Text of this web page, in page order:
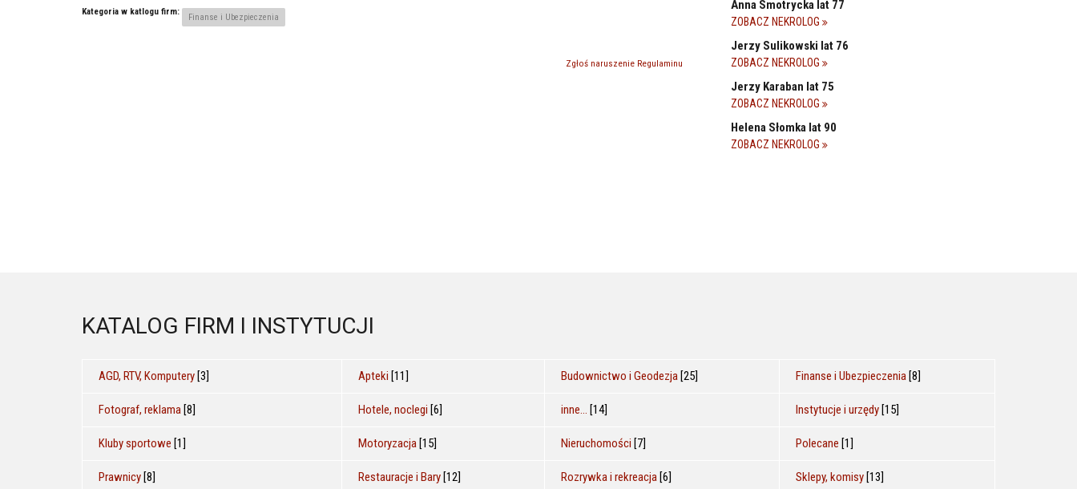
Kategoria w katlogu firm:
Finanse i Ubezpieczenia
Zgłoś naruszenie Regulaminu
Anna Smotrycka lat 77
ZOBACZ NEKROLOG
Jerzy Sulikowski lat 76
ZOBACZ NEKROLOG
Jerzy Karaban lat 75
ZOBACZ NEKROLOG
Helena Słomka lat 90
ZOBACZ NEKROLOG
KATALOG FIRM I INSTYTUCJI
AGD, RTV, Komputery [3] Apteki [11] Budownictwo i Geodezja [25] Finanse i Ubezpieczenia [8]
Fotograf, reklama [8] Hotele, noclegi [6] inne... [14] Instytucje i urzędy [15]
Kluby sportowe [1] Motoryzacja [15] Nieruchomości [7] Polecane [1]
Prawnicy [8] Restauracje i Bary [12] Rozrywka i rekreacja [6] Sklepy, komisy [13]